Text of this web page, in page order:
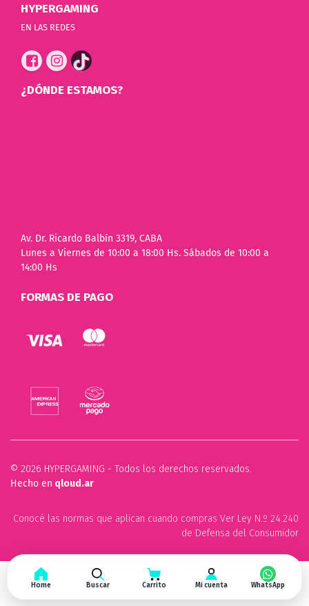
HYPERGAMING
EN LAS REDES
¿DÓNDE ESTAMOS?
Av. Dr. Ricardo Balbín 3319, CABA
Lunes a Viernes de 10:00 a 18:00 Hs. Sábados de 10:00 a
14:00 Hs
FORMAS DE PAGO
© 2026 HYPERGAMING - Todos los derechos reservados.
Hecho en qloud.ar
Conocé las normas que aplican cuando compras Ver Ley N.º 24.240
de Defensa del Consumidor
Home Buscar Carrito Mi cuenta